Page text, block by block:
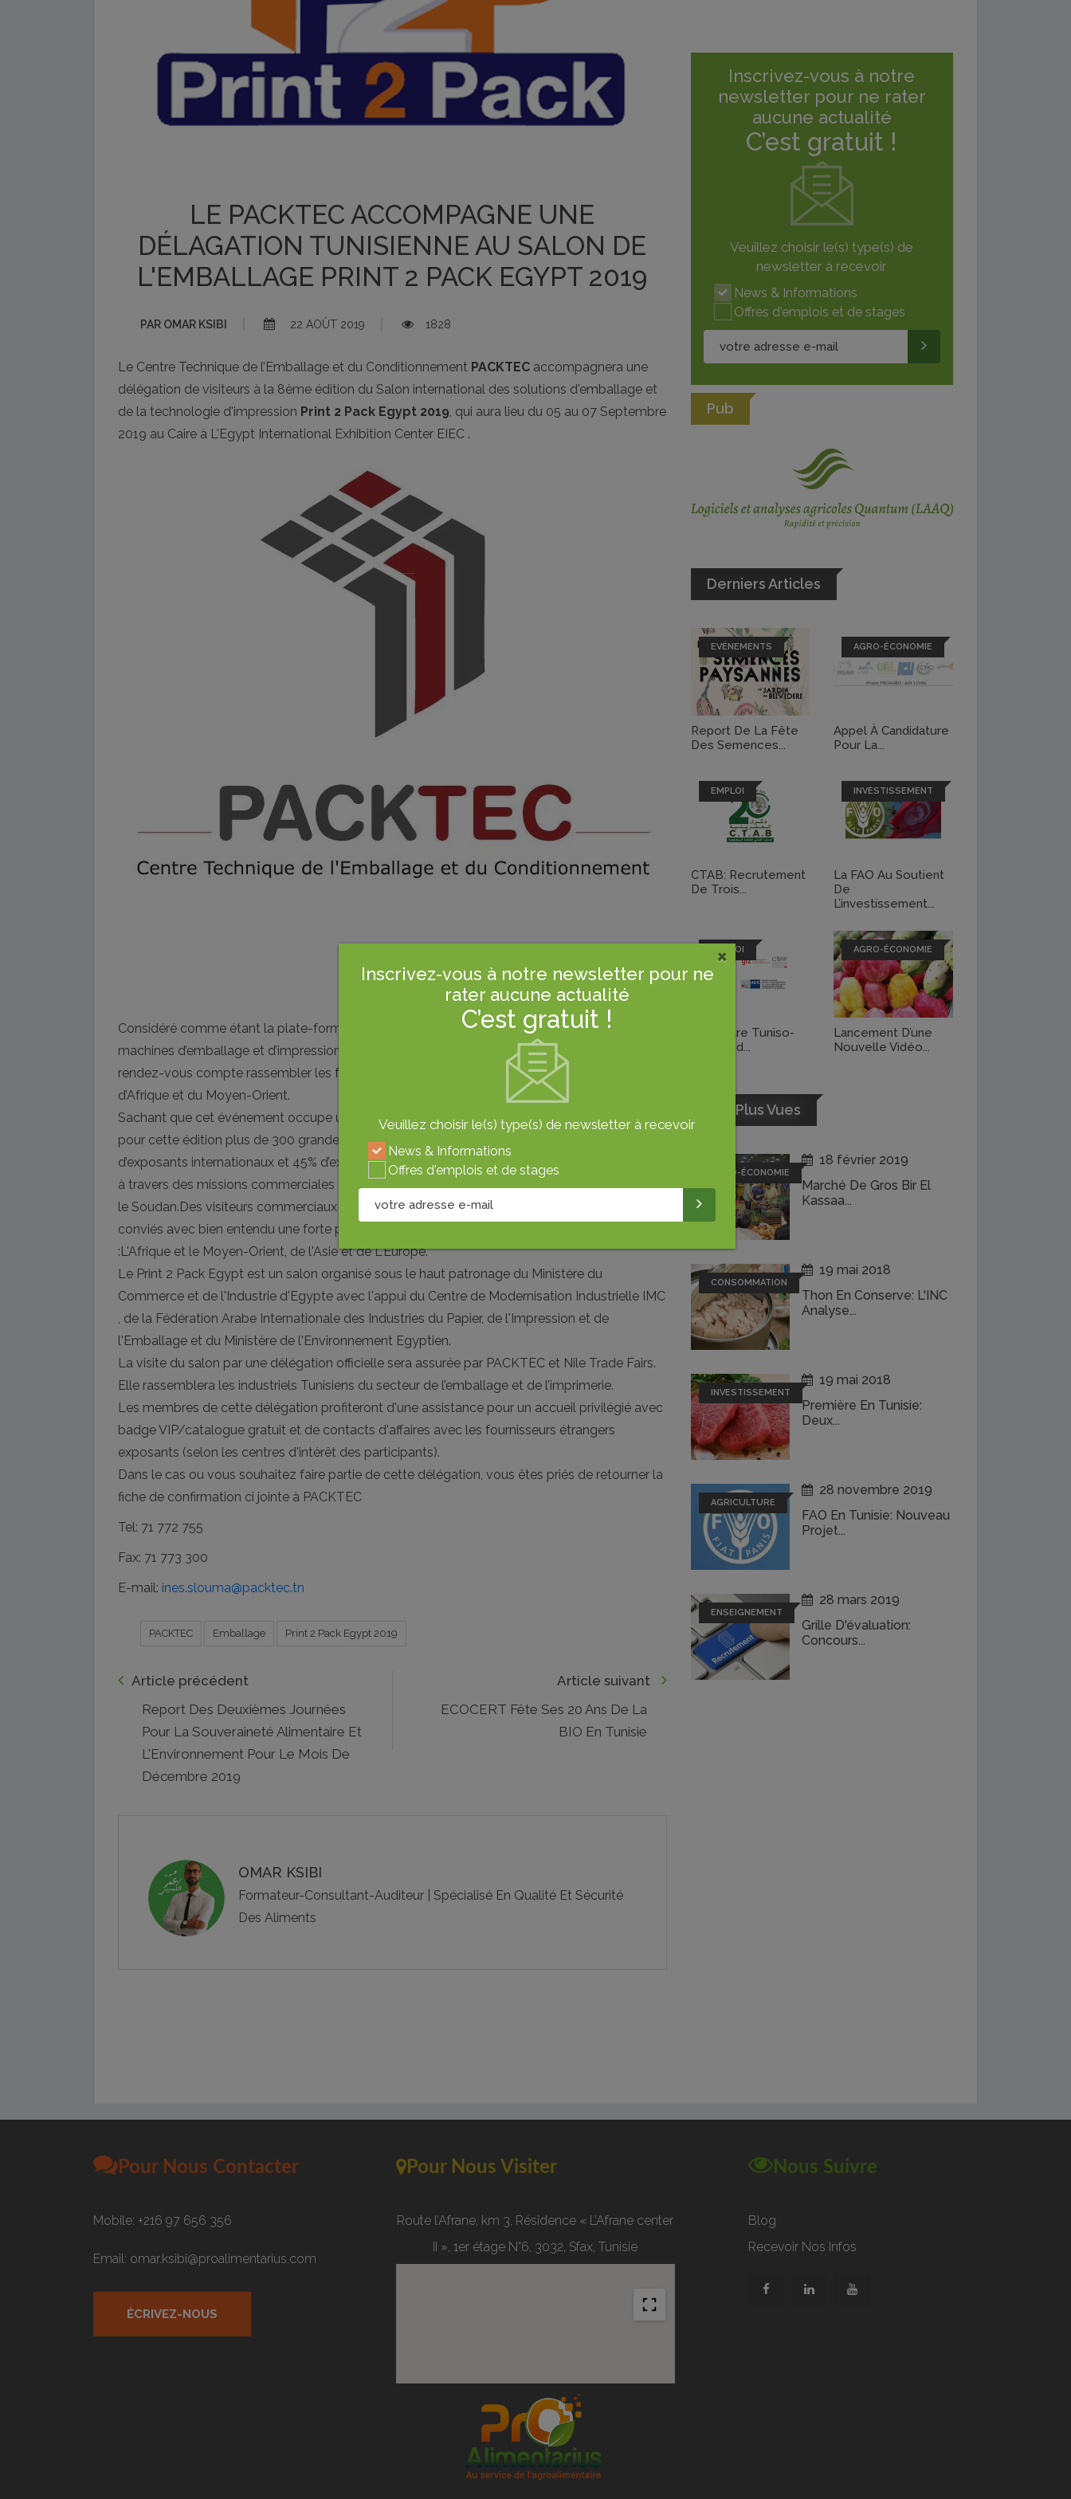
LE PACKTEC ACCOMPAGNE UNE
DÉLAGATION TUNISIENNE AU SALON DE
L'EMBALLAGE PRINT 2 PACK EGYPT 2019
PAROMAR KSIBI 22 AOÛT 2019 1828
Le Centre Technique de l’Emballage et du Conditionnement PACKTEC accompagnera une
délégation de visiteurs à la 8ème édition du Salon international des solutions d'emballage et
de la technologie d'impression Print 2 Pack Egypt 2019 , qui aura lieu du 05 au 07 Septembre
2019 au Caire à L'Egypt International Exhibition Center EIEC .
Considéré comme étant la plate-forme des échanges commerciaux de la région en
machines d’emballage et d’impression, en matières premières, produits chimiques, etc.... Ce
rendez-vous compte rassembler les fabricants et les professionnels venant d’Égypte,
d’Afrique et du Moyen-Orient.
Sachant que cet événement occupe une Surface d'environ 10800 m², il ambitionne d'attirer
pour cette édition plus de 300 grandes multinationales, de 29 pays différents avec (55%
d’exposants internationaux et 45% d’exposants égyptiens). Plusieurs pays seront représentés
à travers des missions commerciales et acheteurs potentiels à savoir la Jordanie, le Maroc et
le Soudan.Des visiteurs commerciaux et acheteurs potentiels de toutes l'Égypte seront
conviés avec bien entendu une forte présence internationale d'entreprises venant de
:L'Afrique et le Moyen-Orient, de l'Asie et de L'Europe.
Le Print 2 Pack Egypt est un salon organisé sous le haut patronage du Ministère du
Commerce et de l'Industrie d'Egypte avec l'appui du Centre de Modernisation Industrielle IMC
, de la Fédération Arabe Internationale des Industries du Papier, de l'Impression et de
l'Emballage et du Ministère de l'Environnement Egyptien.
La visite du salon par une délégation officielle sera assurée par PACKTEC et Nile Trade Fairs.
Elle rassemblera les industriels Tunisiens du secteur de l’emballage et de l’imprimerie.
Les membres de cette délégation profiteront d'une assistance pour un accueil privilégié avec
badge VIP/catalogue gratuit et de contacts d'affaires avec les fournisseurs étrangers
exposants (selon les centres d'intérêt des participants).
Dans le cas ou vous souhaitez faire partie de cette délégation, vous êtes priés de retourner la
fiche de confirmation ci jointe à PACKTEC
Tel: 71 772 755
Fax: 71 773 300
E-mail: ines.slouma@packtec.tn
PACKTEC Emballage Print 2 Pack Egypt 2019
Article précédent
Report Des Deuxièmes Journées
Pour La Souveraineté Alimentaire Et
L'Environnement Pour Le Mois De
Décembre 2019
Article suivant
ECOCERT Fête Ses 20 Ans De La
BIO En Tunisie
OMAR KSIBI
Formateur-Consultant-Auditeur | Spécialisé En Qualité Et Sécurité
Des Aliments
Inscrivez-vous à notre
newsletter pour ne rater
aucune actualité
C’est gratuit !
Veuillez choisir le(s) type(s) de
newsletter à recevoir
News & Informations
Offres d'emplois et de stages
Pub
Derniers Articles
EVÉNEMENTS
Report De La Fête
Des Semences...
AGRO-ÉCONOMIE
Appel À Candidature
Pour La...
EMPLOI
CTAB: Recrutement
De Trois...
INVESTISSEMENT
La FAO Au Soutient
De
L’investissement...
EMPLOI
Le Centre Tuniso-
Allemand...
AGRO-ÉCONOMIE
Lancement D’une
Nouvelle Vidéo...
Les Plus Vues
AGRO-ÉCONOMIE
18 février 2019
Marché De Gros Bir El
Kassaa...
CONSOMMATION
19 mai 2018
Thon En Conserve: L'INC
Analyse...
INVESTISSEMENT
19 mai 2018
Première En Tunisie:
Deux...
AGRICULTURE
28 novembre 2019
FAO En Tunisie: Nouveau
Projet...
ENSEIGNEMENT
28 mars 2019
Grille D'évaluation:
Concours...
×
Inscrivez-vous à notre newsletter pour ne
rater aucune actualité
C’est gratuit !
Veuillez choisir le(s) type(s) de newsletter à recevoir
News & Informations
Offres d'emplois et de stages
Pour Nous Contacter
Mobile: +216 97 656 356
Email: omar.ksibi@proalimentarius.com
ÉCRIVEZ-NOUS
Pour Nous Visiter
Route l’Afrane, km 3, Résidence « L’Afrane center
II », 1er étage N°6, 3032, Sfax, Tunisie
Nous Suivre
Blog
Recevoir Nos Infos